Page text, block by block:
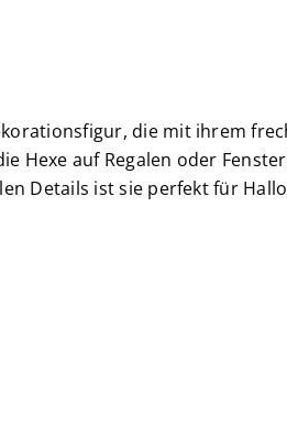
die mit ihrem
Hexe auf Regalen oder
Details ist sie perfekt für